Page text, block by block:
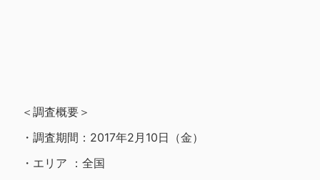
＜調査概要＞
・調査期間：2017年2月10日（金）
・エリア ：全国